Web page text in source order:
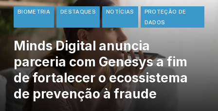
BIOMETRIA DESTAQUES NOTÍCIAS
PROTEÇÃO DE
DADOS
Minds Digital anuncia
parceria com Genesys a fim
de fortalecer o ecossistema
de prevenção à fraude